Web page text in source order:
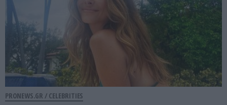
PRONEWS.GR / CELEBRITIES